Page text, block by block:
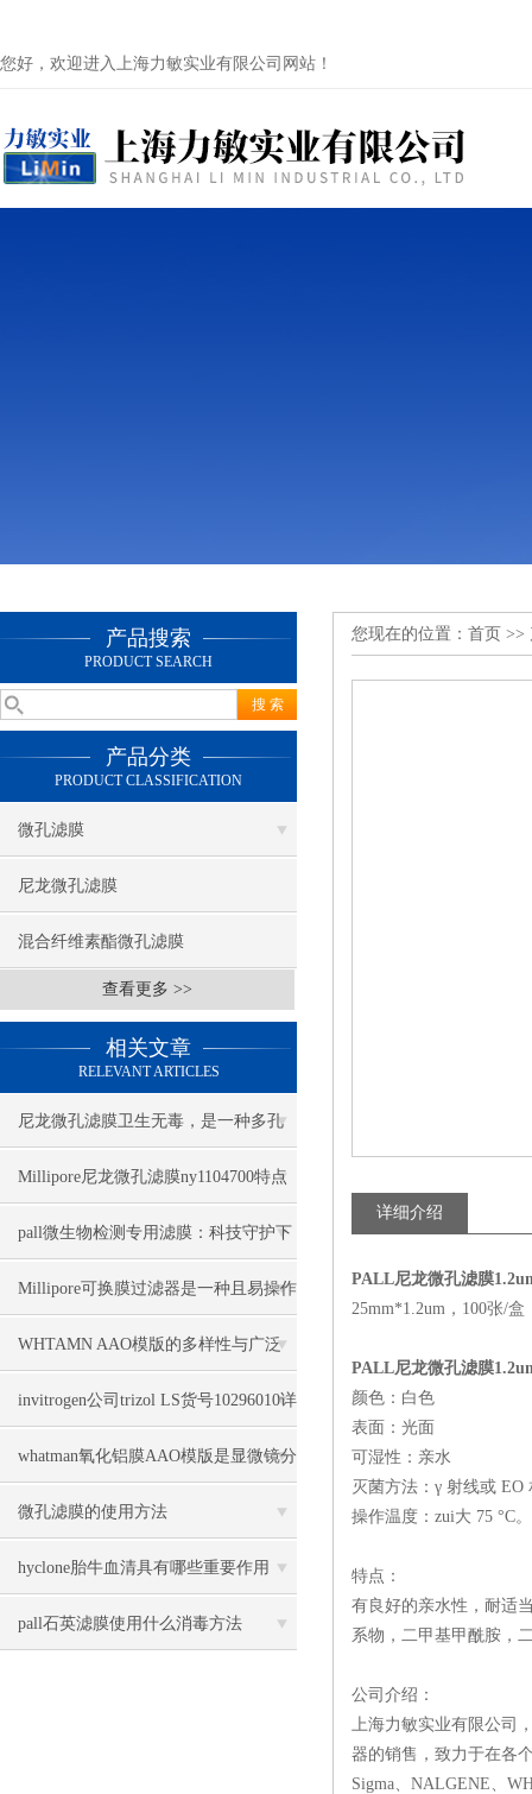
您好，欢迎进入上海力敏实业有限公司网站！
产品搜索
PRODUCT SEARCH
产品分类
PRODUCT CLASSIFICATION
微孔滤膜
尼龙微孔滤膜
混合纤维素酯微孔滤膜
查看更多 >>
相关文章
RELEVANT ARTICLES
尼龙微孔滤膜卫生无毒，是一种多孔
性的薄膜过滤材料
Millipore尼龙微孔滤膜ny1104700特点
pall微生物检测专用滤膜：科技守护下
的微生物世界探索
Millipore可换膜过滤器是一种且易操作
的全自动过滤装置
WHTAMN AAO模版的多样性与广泛
应用
invitrogen公司trizol LS货号10296010详
细信息
whatman氧化铝膜AAO模版是显微镜分
析的理想产品
微孔滤膜的使用方法
hyclone胎牛血清具有哪些重要作用
pall石英滤膜使用什么消毒方法
您现在的位置： 首页 >>
详细介绍
PALL尼龙微孔滤膜
25mm*1.2um，100张/盒
PALL尼龙微孔滤膜
颜色：白色
表面：光面
可湿性：亲水
灭菌方法：γ 射线或 EO
操作温度：zui大 75 °C。
特点：
有良好的亲水性，耐适
系物，二甲基甲酰胺，
公司介绍：
上海力敏实业有限公司
器的销售，致力于在各
Sigma、NALGENE、